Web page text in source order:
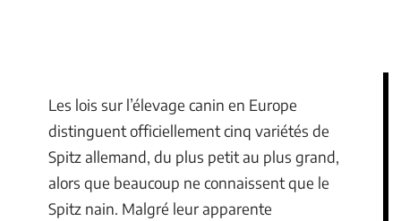
Les lois sur l’élevage canin en Europe
distinguent officiellement cinq variétés de
Spitz allemand, du plus petit au plus grand,
alors que beaucoup ne connaissent que le
Spitz nain. Malgré leur apparente